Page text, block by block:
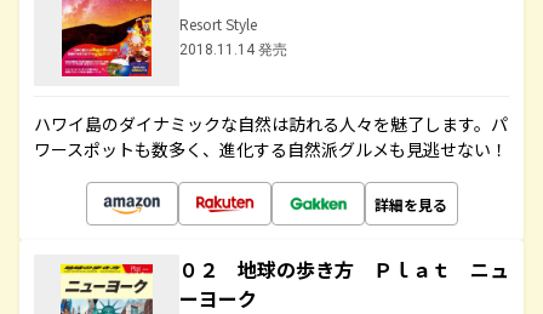
Resort Style
2018.11.14 発売
ハワイ島のダイナミックな自然は訪れる人々を魅了します。パ
ワースポットも数多く、進化する自然派グルメも見逃せない！
詳細を見る
０２ 地球の歩き方 Ｐｌａｔ ニュ
ーヨーク